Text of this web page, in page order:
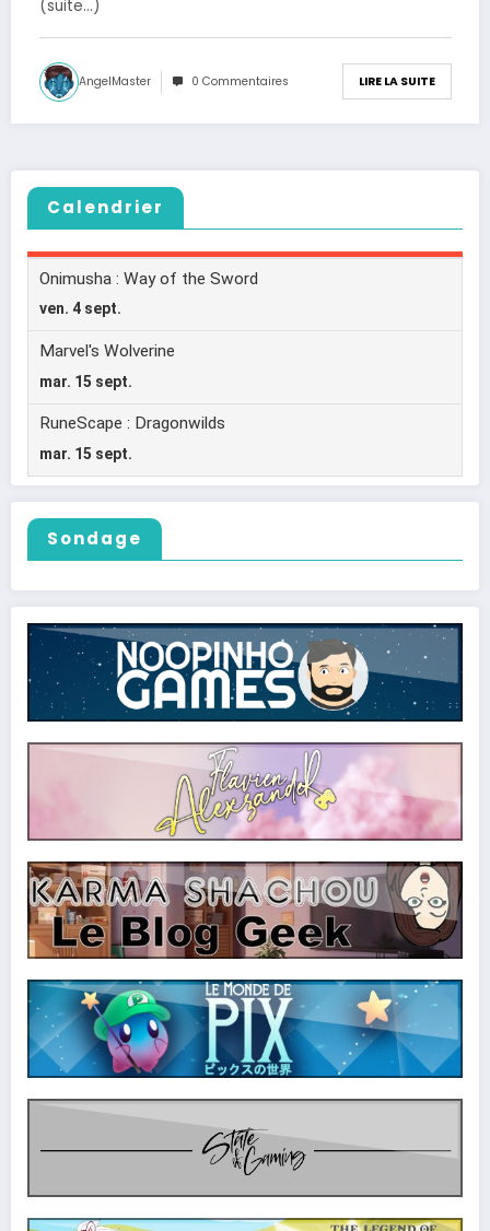
(suite…)
AngelMaster 0 Commentaires LIRE LA SUITE
Calendrier
Sondage